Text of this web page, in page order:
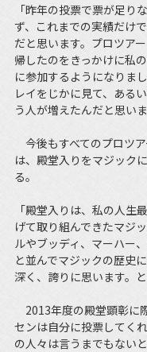
「昨年の投票で票が足り
ず、これまでの実績だけ
だと思います。プロツア
帰したのをきっかけに私
に参加するようになりま
レイをじかに見て、ある
う人が増えたんだと思いま
今後もすべてのプロツ
は、殿堂入りをマジック
る。
「殿堂入りは、私の人生
げて取り組んできたマジ
ルやブッディ、マーハー
と並んでマジックの歴史
深く、誇りに思います。
2013年度の殿堂顕彰に
センは自分に投票してく
の人々は言うまでもない